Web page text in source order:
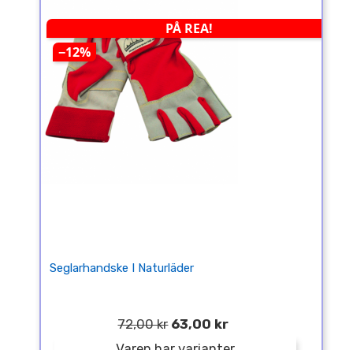
PÅ REA!
−12%
Seglarhandske I Naturläder
72,00 kr 63,00 kr